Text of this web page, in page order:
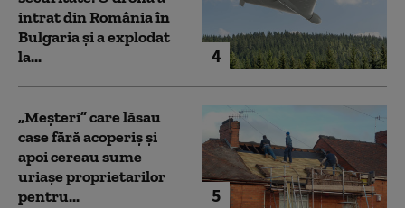
4
intrat din România în
Bulgaria şi a explodat
la...
5
„Meșteri” care lăsau
case fără acoperiș și
apoi cereau sume
uriașe proprietarilor
pentru...